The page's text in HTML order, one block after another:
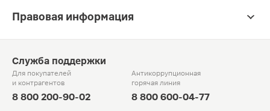
Правовая информация
Служба поддержки
Для покупателей
и контрагентов
8 800 200-90-02
Антикоррупционная
горячая линия
8 800 600-04-77